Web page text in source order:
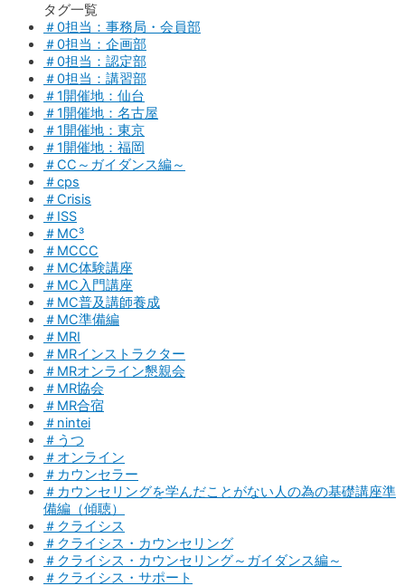
タグ一覧
＃0担当：事務局・会員部
＃0担当：企画部
＃0担当：認定部
＃0担当：講習部
＃1開催地：仙台
＃1開催地：名古屋
＃1開催地：東京
＃1開催地：福岡
＃CC～ガイダンス編～
＃cps
＃Crisis
＃ISS
＃MC³
＃MCCC
＃MC体験講座
＃MC入門講座
＃MC普及講師養成
＃MC準備編
＃MRI
＃MRインストラクター
＃MRオンライン懇親会
＃MR協会
＃MR合宿
＃nintei
＃うつ
＃オンライン
＃カウンセラー
＃カウンセリングを学んだことがない人の為の基礎講座準
備編（傾聴）
＃クライシス
＃クライシス・カウンセリング
＃クライシス・カウンセリング～ガイダンス編～
＃クライシス・サポート